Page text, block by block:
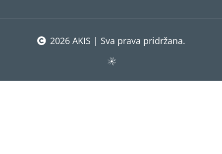
2026 AKIS | Sva prava pridržana.